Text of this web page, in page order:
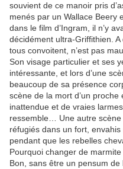
souvient de ce manoir pris
menés par un Wallace Beery
dans le film d’Ingram, il n’y
décidément ultra-Griffithien.
tous convoitent, n’est pas
Son visage particulier et ses
intéressante, et lors d’une
beaucoup de sa présence
scène de la mort d’un
inattendue et de vraies
ressemble… Une autre
réfugiés dans un fort,
pendant que les rebelles
Pourquoi changer de
Bon, sans être un pensum de